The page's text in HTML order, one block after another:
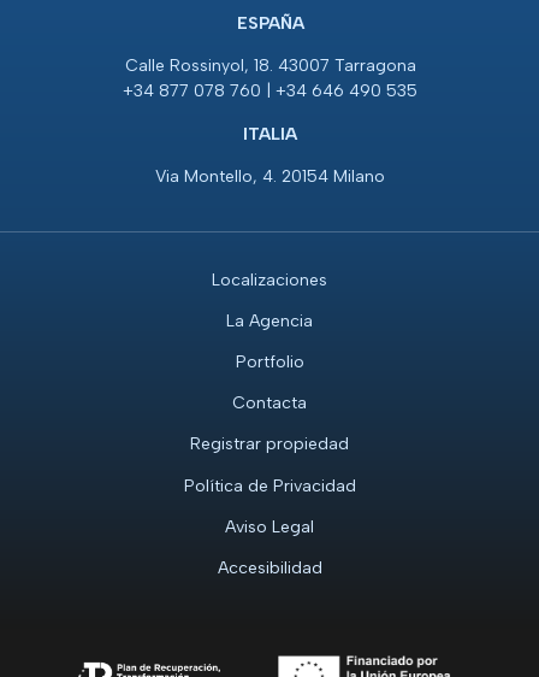
ESPAÑA
Calle Rossinyol, 18. 43007 Tarragona
+34 877 078 760 | +34 646 490 535
ITALIA
Via Montello, 4. 20154 Milano
Localizaciones
La Agencia
Portfolio
Contacta
Registrar propiedad
Política de Privacidad
Aviso Legal
Accesibilidad